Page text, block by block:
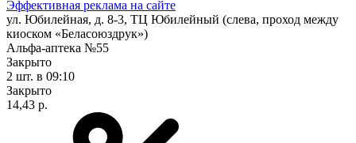
Эффективная реклама на сайте
ул. Юбилейная, д. 8-3, ТЦ Юбилейный (слева, проход между
киоском «Беласоюздрук»)
Альфа-аптека №55
Закрыто
2 шт. в 09:10
Закрыто
14,43 р.